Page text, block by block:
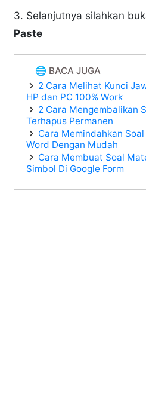
3. Selanjutnya silahkan
Paste
🌐 BACA JUGA
2 Cara Melihat Kunci
HP dan PC 100% Work
2 Cara Mengembalikan
Terhapus Permanen
Cara Memindahkan
Word Dengan Mudah
Cara Membuat Soal
Simbol Di Google Form